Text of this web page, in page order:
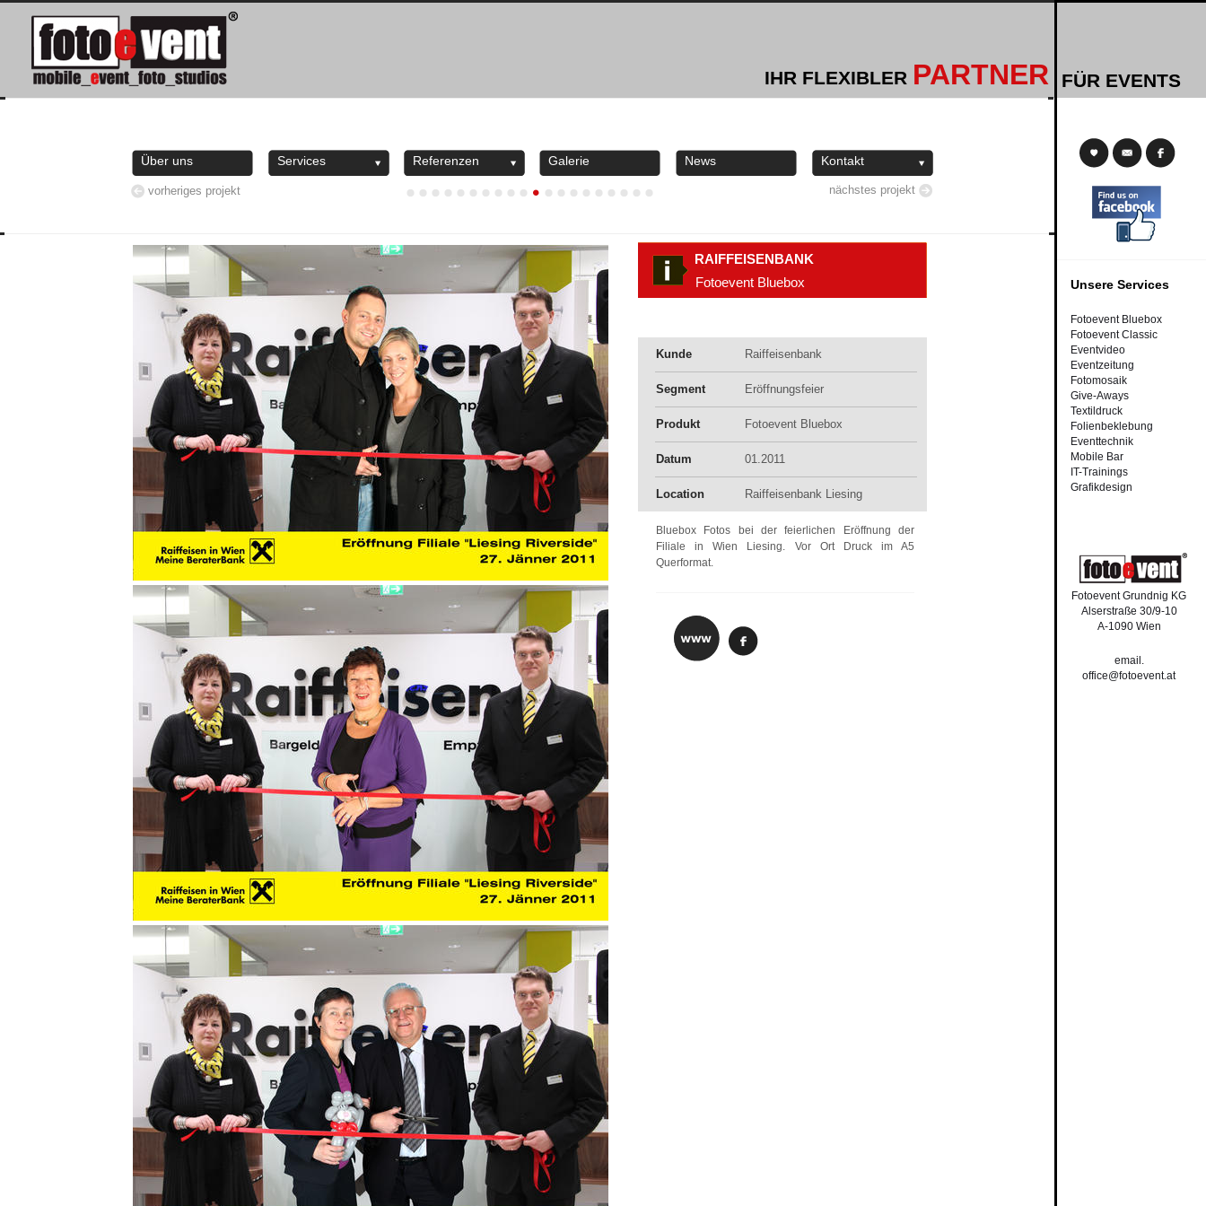
IHR FLEXIBLER PARTNER
vorheriges projekt nächstes projekt
RAIFFEISENBANK
Fotoevent Bluebox
Kunde Raiffeisenbank
Segment Eröffnungsfeier
Produkt Fotoevent Bluebox
Datum 01.2011
Location Raiffeisenbank Liesing
Bluebox Fotos bei der feierlichen Eröffnung der
Filiale in Wien Liesing. Vor Ort Druck im A5
Querformat.
Über uns Services Referenzen Galerie News Kontakt
FÜR EVENTS
Unsere Services
Fotoevent Bluebox
Fotoevent Classic
Eventvideo
Eventzeitung
Fotomosaik
Give-Aways
Textildruck
Folienbeklebung
Eventtechnik
Mobile Bar
IT-Trainings
Grafikdesign
Fotoevent Grundnig KG
Alserstraße 30/9-10
A-1090 Wien
email.
office@fotoevent.at